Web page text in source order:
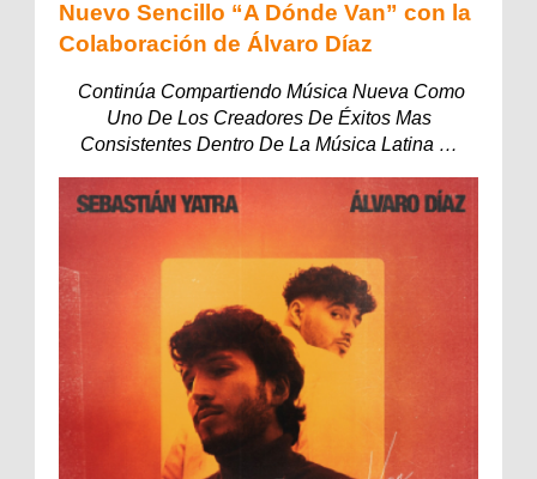
Nuevo Sencillo “A Dónde Van” con la
Colaboración de Álvaro Díaz
Continúa Compartiendo Música Nueva Como
Uno De Los Creadores De Éxitos Mas
Consistentes Dentro De La Música Latina …